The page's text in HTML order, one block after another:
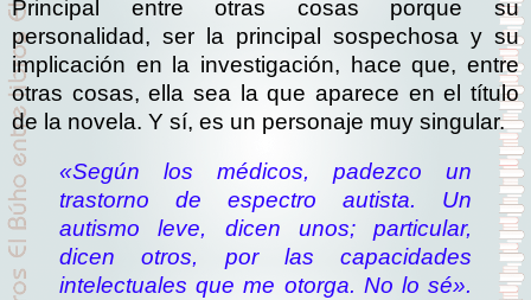
Principal entre otras cosas porque su
personalidad, ser la principal sospechosa y su
implicación en la investigación, hace que, entre
otras cosas, ella sea la que aparece en el título
de la novela. Y sí, es un personaje muy singular.
«Según los médicos, padezco un
trastorno de espectro autista. Un
autismo leve, dicen unos; particular,
dicen otros, por las capacidades
intelectuales que me otorga. No lo sé».